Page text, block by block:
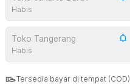
Habis
Toko Tangerang
Habis
Tersedia bayar di tempat (COD)